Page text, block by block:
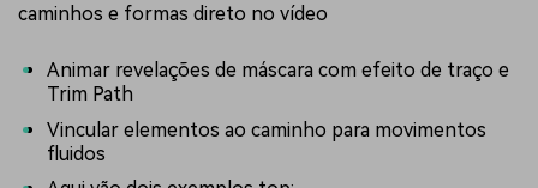
caminhos e formas direto no vídeo
Animar revelações de máscara com efeito de traço e
Trim Path
Vincular elementos ao caminho para movimentos
fluidos